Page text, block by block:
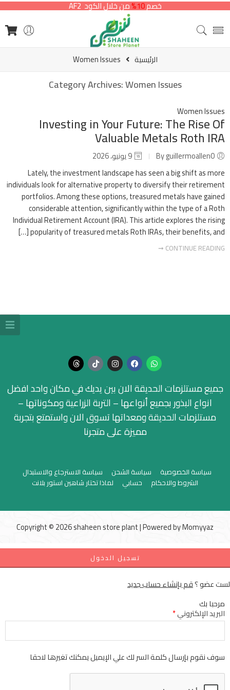
خصم10% من خلال الكود AF2
الرئيسية Women Issues
Category Archives:Women Issues
Women Issues
Investing in Your Future: The Rise Of
Valuable Metals Roth IRA
Lately, the investment landscape has seen a big shift as more
individuals look for alternative property to diversify their retirement
portfolios. Among these options, treasured metals have gained
considerable attention, significantly within the type of a Roth
Individual Retirement Account (IRA). This article explores the rising
popularity of treasured metals Roth IRAs, their benefits, and […]
CONTINUE READING ➞
جميع مستلزمات الحديقة الان بين يديك في مكان واحد افضل
انواع البذور بجميع أنواعها – التربة الزراعية ومكوناتها –
مستلزمات الحديقة ومعداتها تسوق الان واستمتع بتجربة
مميزة على متجرنا
سياسة الخصوصية سياسة الشحن
سياسة الاسترجاع والاستبدال
الشروط والاحكام
حسابي لماذا تختار شاهين استور بلانت
Copyright © 2026 shaheen store plant | Powered byMomyyaz
تسجيل الدخول
لست عضو ؟قم بإنشاء حساب جديد
مرحبا بك
البريد الإلكتروني*
سوف نقوم بإرسال كلمة السر لك علي الإيميل يمكنك تغيرها لاحقا